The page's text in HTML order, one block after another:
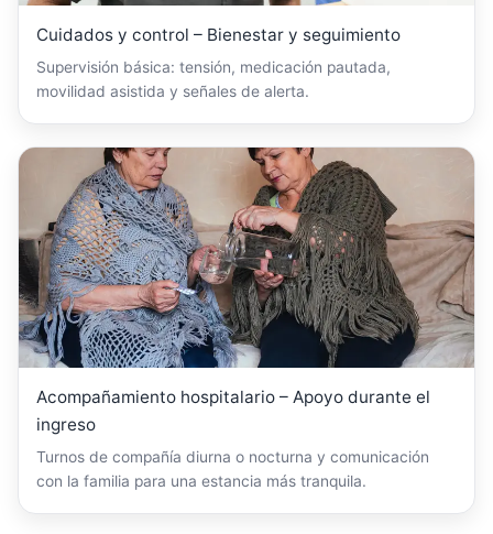
Cuidados y control – Bienestar y seguimiento
Supervisión básica: tensión, medicación pautada,
movilidad asistida y señales de alerta.
Acompañamiento hospitalario – Apoyo durante el
ingreso
Turnos de compañía diurna o nocturna y comunicación
con la familia para una estancia más tranquila.